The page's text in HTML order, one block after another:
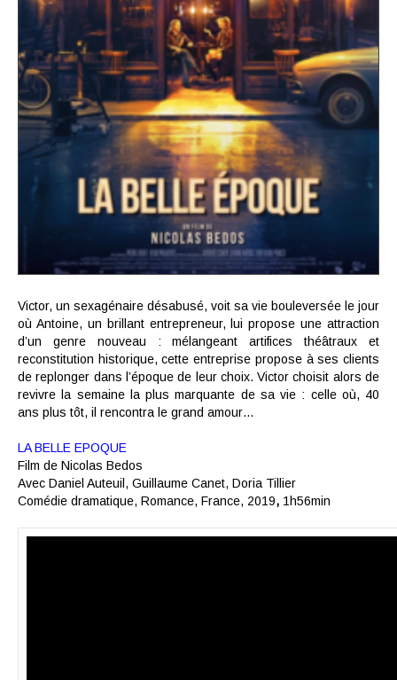
Victor, un sexagénaire désabusé, voit sa vie bouleversée le jour
où Antoine, un brillant entrepreneur, lui propose une attraction
d’un genre nouveau : mélangeant artifices théâtraux et
reconstitution historique, cette entreprise propose à ses clients
de replonger dans l’époque de leur choix. Victor choisit alors de
revivre la semaine la plus marquante de sa vie : celle où, 40
ans plus tôt, il rencontra le grand amour…
LA BELLE EPOQUE
Film de Nicolas Bedos
Avec Daniel Auteuil , Guillaume Canet, Doria Tillier
Comédie dramatique, Romance, France, 2019, 1h56min